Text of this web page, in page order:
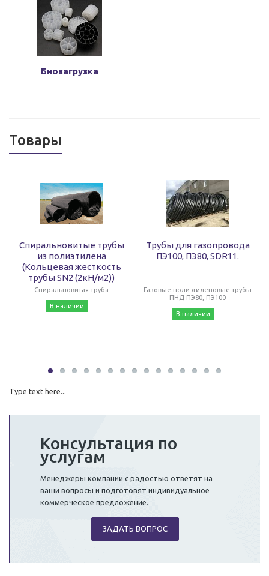
Биозагрузка
Товары
Спиральновитые трубы
из полиэтилена
(Кольцевая жесткость
трубы SN2 (2кН/м2))
Спиральновитая труба
В наличии
Трубы для газопровода
ПЭ100, ПЭ80, SDR11.
Газовые полиэтиленовые трубы
ПНД ПЭ80, ПЭ100
В наличии
Type text here...
Консультация по
услугам
Менеджеры компании с радостью ответят на
ваши вопросы и подготовят индивидуальное
коммерческое предложение.
ЗАДАТЬ ВОПРОС